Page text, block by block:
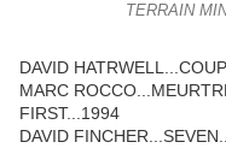
TERRAIN
DAVID
MARC
FIRST...1994
DAVID